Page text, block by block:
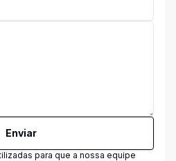
Enviar
para que a nossa equipe